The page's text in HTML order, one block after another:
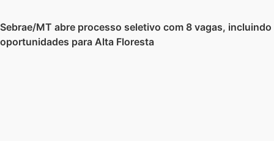
Sebrae/MT abre processo seletivo com 8 vagas, incluindo
oportunidades para Alta Floresta